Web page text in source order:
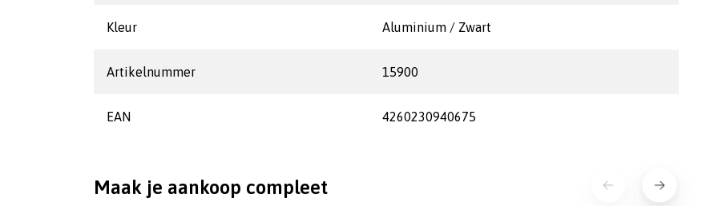
Kleur Aluminium / Zwart
Artikelnummer 15900
EAN 4260230940675
Maak je aankoop compleet